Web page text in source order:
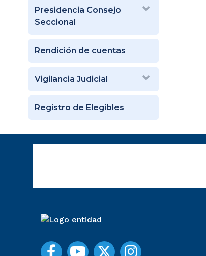
Presidencia Consejo
Seccional
Rendición de cuentas
Vigilancia Judicial
Registro de Elegibles